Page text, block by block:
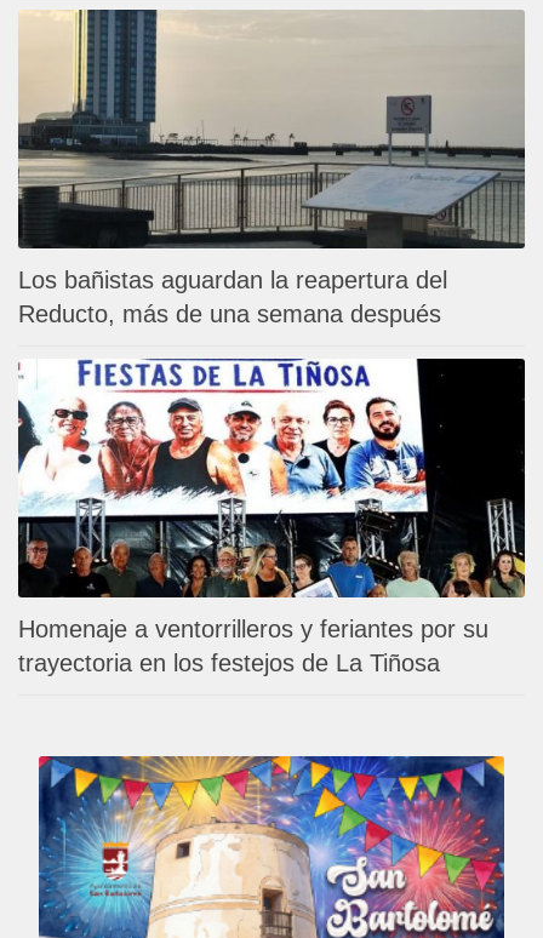
Los bañistas aguardan la reapertura del
Reducto, más de una semana después
Homenaje a ventorrilleros y feriantes por su
trayectoria en los festejos de La Tiñosa